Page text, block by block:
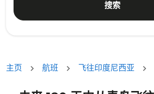
搜索
主页 航班 飞往印度尼西亚